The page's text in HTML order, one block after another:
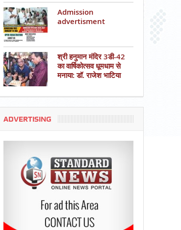
Admission
advertisment
श्री हनुमान मंदिर 3डी-42
का वार्षिकोत्सव धूमधाम से
मनाया: डॉ. राजेश भाटिया
ADVERTISING